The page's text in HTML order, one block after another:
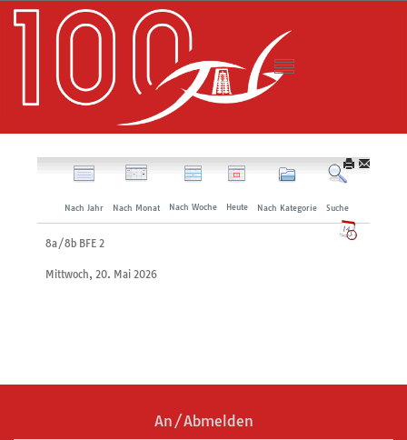
Nach Jahr Nach Monat Nach Woche Heute Nach Kategorie Suche
8a/8b BFE 2
Mittwoch, 20. Mai 2026
An/Abmelden